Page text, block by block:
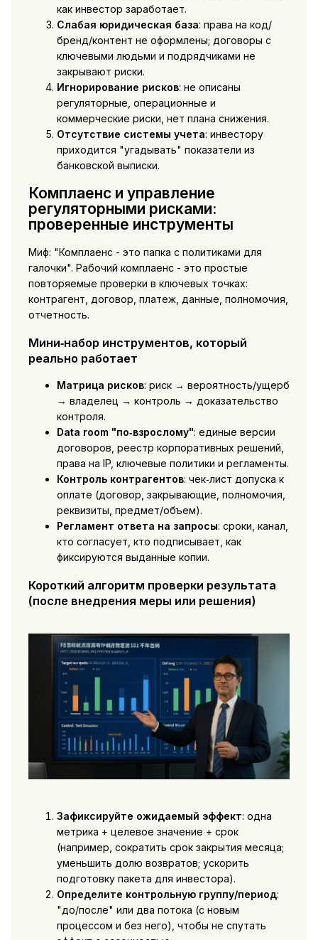
как инвестор заработает.
Слабая юридическая база: права на код/
бренд/контент не оформлены; договоры с
ключевыми людьми и подрядчиками не
закрывают риски.
Игнорирование рисков: не описаны
регуляторные, операционные и
коммерческие риски, нет плана снижения.
Отсутствие системы учета: инвестору
приходится "угадывать" показатели из
банковской выписки.
Комплаенс и управление
регуляторными рисками:
проверенные инструменты
Миф: "Комплаенс - это папка с политиками для
галочки". Рабочий комплаенс - это простые
повторяемые проверки в ключевых точках:
контрагент, договор, платеж, данные, полномочия,
отчетность.
Мини‑набор инструментов, который
реально работает
Матрица рисков: риск → вероятность/ущерб
→ владелец → контроль → доказательство
контроля.
Data room "по‑взрослому": единые версии
договоров, реестр корпоративных решений,
права на IP, ключевые политики и регламенты.
Контроль контрагентов: чек‑лист допуска к
оплате (договор, закрывающие, полномочия,
реквизиты, предмет/объем).
Регламент ответа на запросы: сроки, канал,
кто согласует, кто подписывает, как
фиксируются выданные копии.
Короткий алгоритм проверки результата
(после внедрения меры или решения)
Зафиксируйте ожидаемый эффект: одна
метрика + целевое значение + срок
(например, сократить срок закрытия месяца;
уменьшить долю возвратов; ускорить
подготовку пакета для инвестора).
Определите контрольную группу/период:
"до/после" или два потока (с новым
процессом и без него), чтобы не спутать